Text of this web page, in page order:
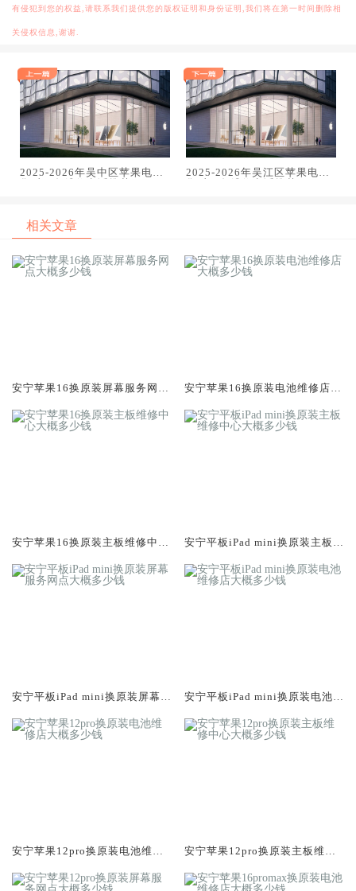
有侵犯到您的权益,请联系我们提供您的版权证明和身份证明,我们将在第一时间删除相
关侵权信息,谢谢.
2025-2026年吴中区苹果电脑
2025-2026年吴江区苹果电脑
相关文章
安宁苹果16换原装屏幕服务网点
安宁苹果16换原装电池维修店大
安宁苹果16换原装主板维修中心
安宁平板iPad mini换原装主板维
安宁平板iPad mini换原装屏幕服
安宁平板iPad mini换原装电池维
安宁苹果12pro换原装电池维修
安宁苹果12pro换原装主板维修